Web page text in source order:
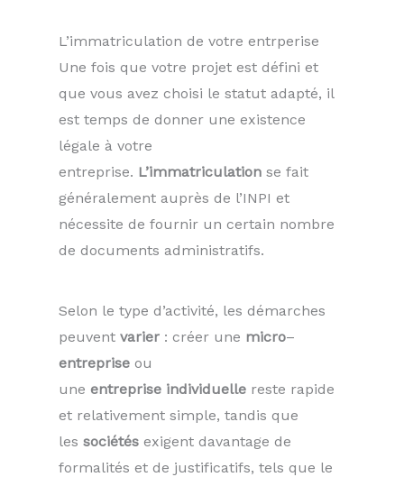
L’immatriculation de votre entrperise
Une fois que votre projet est défini et
que vous avez choisi le statut adapté, il
est temps de donner une existence
légale à votre
entreprise. L’immatriculation se fait
généralement auprès de l’INPI et
nécessite de fournir un certain nombre
de documents administratifs.
Selon le type d’activité, les démarches
peuvent varier : créer une micro–
entreprise ou
une entreprise individuelle reste rapide
et relativement simple, tandis que
les sociétés exigent davantage de
formalités et de justificatifs, tels que le